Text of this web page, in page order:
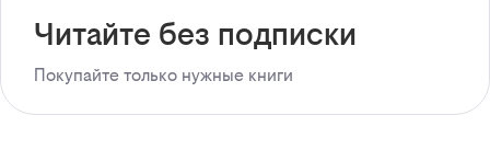
Читайте без подписки
Покупайте только нужные книги